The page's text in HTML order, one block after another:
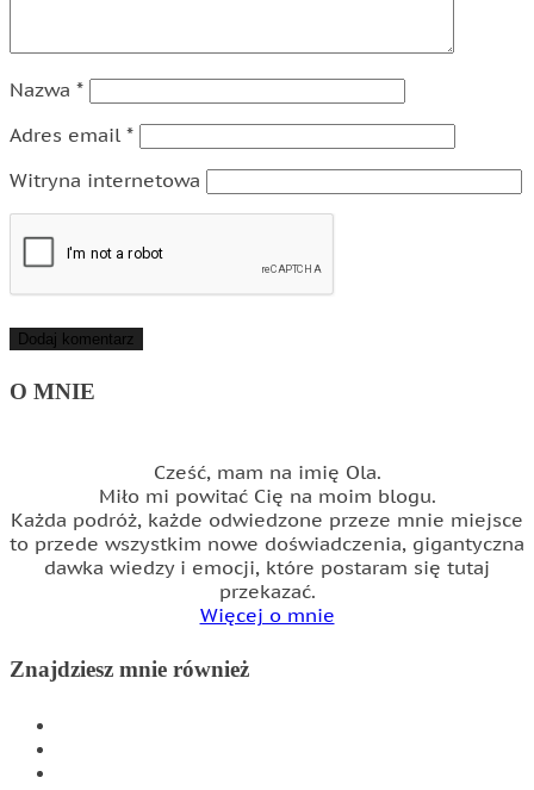
Nazwa *
Adres email *
Witryna internetowa
O MNIE
Cześć, mam na imię Ola.
Miło mi powitać Cię na moim blogu.
Każda podróż, każde odwiedzone przeze mnie miejsce
to przede wszystkim nowe doświadczenia, gigantyczna
dawka wiedzy i emocji, które postaram się tutaj
przekazać.
Więcej o mnie
Znajdziesz mnie również